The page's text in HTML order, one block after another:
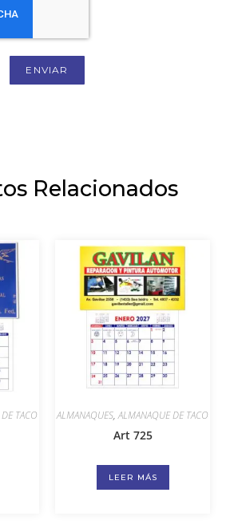
ENVIAR
Relacionados
TACO ALMANAQUES,ALMANAQUE DE TACO
Art 725
LEER MÁS